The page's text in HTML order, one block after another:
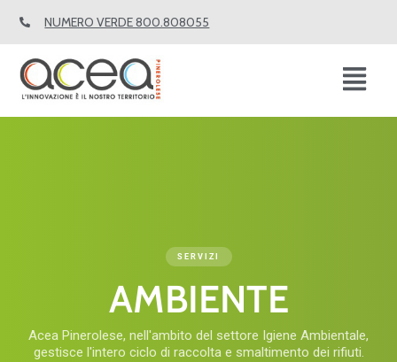
NUMERO VERDE 800.808055
SERVIZI
AMBIENTE
Acea Pinerolese, nell'ambito del settore Igiene Ambientale,
gestisce l'intero ciclo di raccolta e smaltimento dei rifiuti.